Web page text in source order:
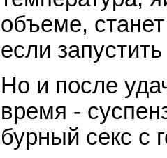
объеме,
если
Но и после
время -
бурный секс с